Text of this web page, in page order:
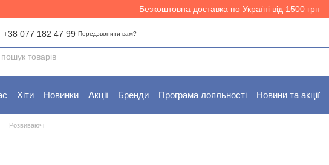
Безкоштовна доставка по Україні від 1500 грн
+38 077 182 47 99 Передзвонити вам?
Хіти Новинки Акції Бренди Програма лояльності Новини та акції
Розвиваючі